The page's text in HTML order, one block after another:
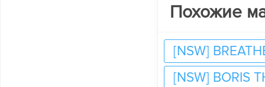
Похожие
[NSW]
[NSW] BORIS